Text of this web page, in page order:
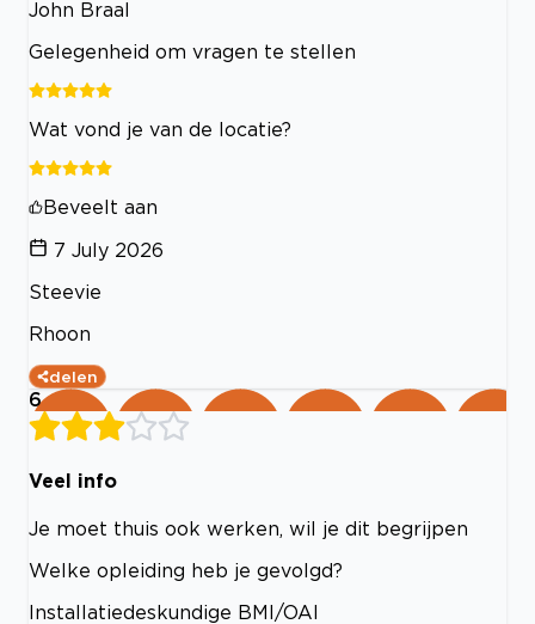
John Braal
Gelegenheid om vragen te stellen
Wat vond je van de locatie?
Beveelt aan
7 July 2026
Steevie
Rhoon
delen
6
Veel info
Je moet thuis ook werken, wil je dit begrijpen
Welke opleiding heb je gevolgd?
Installatiedeskundige BMI/OAI